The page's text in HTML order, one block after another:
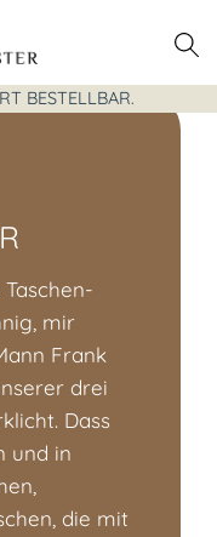
BESTELLBAR.
mir
Frank
drei
Dass
und in
die mit